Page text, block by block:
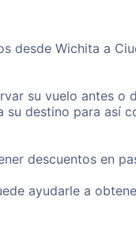
desde Wichita a
su vuelo antes o
destino para así
descuentos en
ayudarle a